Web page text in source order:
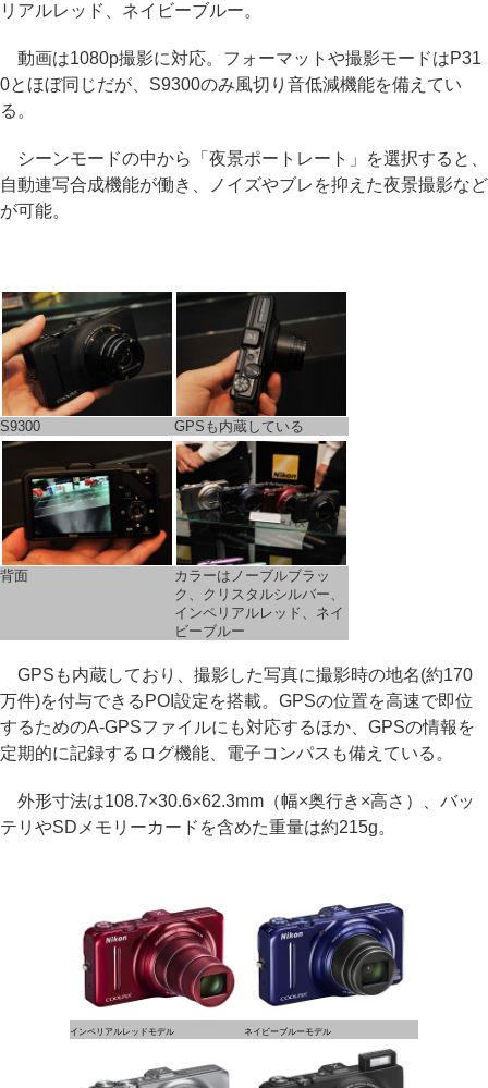
リアルレッド、ネイビーブルー。
動画は1080p撮影に対応。フォーマットや撮影モードはP31
0とほぼ同じだが、S9300のみ風切り音低減機能を備えてい
る。
シーンモードの中から「夜景ポートレート」を選択すると、
自動連写合成機能が働き、ノイズやブレを抑えた夜景撮影など
が可能。
S9300 GPSも内蔵している
背面
カラーはノーブルブラッ
ク、クリスタルシルバー、
インペリアルレッド、ネイ
ビーブルー
GPSも内蔵しており、撮影した写真に撮影時の地名(約170
万件)を付与できるPOI設定を搭載。GPSの位置を高速で即位
するためのA-GPSファイルにも対応するほか、GPSの情報を
定期的に記録するログ機能、電子コンパスも備えている。
外形寸法は108.7×30.6×62.3mm（幅×奥行き×高さ）、バッ
テリやSDメモリーカードを含めた重量は約215g。
インペリアルレッドモデル ネイビーブルーモデル